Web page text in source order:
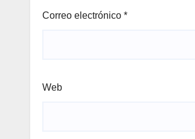
Correo electrónico *
Web